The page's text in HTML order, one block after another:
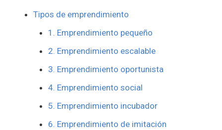
Tipos de emprendimiento
1. Emprendimiento pequeño
2. Emprendimiento escalable
3. Emprendimiento oportunista
4. Emprendimiento social
5. Emprendimiento incubador
6. Emprendimiento de imitación